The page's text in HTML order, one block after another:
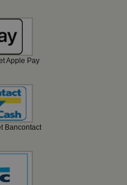
Apple Pay
Bancontact